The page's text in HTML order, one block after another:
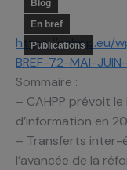
Blog
En bref
Publications
https://cahpp.eu/
BREF-72-MAI-
Sommaire :
– CAHPP prévoit
d’information en
– Transferts inter-
l’avancée de la